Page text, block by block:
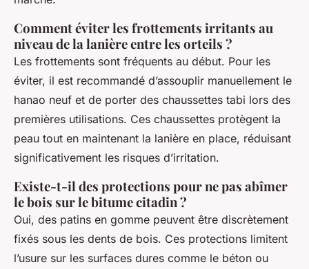
Comment éviter les frottements irritants au
niveau de la lanière entre les orteils ?
Les frottements sont fréquents au début. Pour les
éviter, il est recommandé d’assouplir manuellement le
hanao neuf et de porter des chaussettes tabi lors des
premières utilisations. Ces chaussettes protègent la
peau tout en maintenant la lanière en place, réduisant
significativement les risques d’irritation.
Existe-t-il des protections pour ne pas abîmer
le bois sur le bitume citadin ?
Oui, des patins en gomme peuvent être discrètement
fixés sous les dents de bois. Ces protections limitent
l’usure sur les surfaces dures comme le béton ou